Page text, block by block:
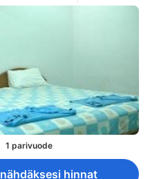
1 parivuode
hinnat